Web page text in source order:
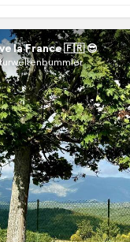
la France 🇫🇷 😎